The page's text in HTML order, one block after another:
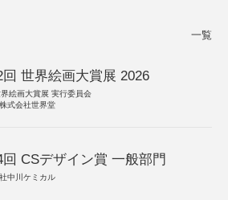
一覧
回 世界絵画大賞展 2026
絵画大賞展 実行委員会
式会社世界堂
回 CSデザイン賞 一般部門
中川ケミカル